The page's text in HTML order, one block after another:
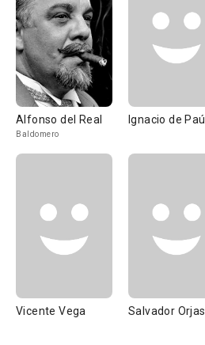
Alfonso del Real
Baldomero
Ignacio de Paúl
Vicente Vega Salvador Orjas